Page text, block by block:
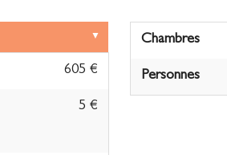
605 €
5 €
Chambres
Personnes